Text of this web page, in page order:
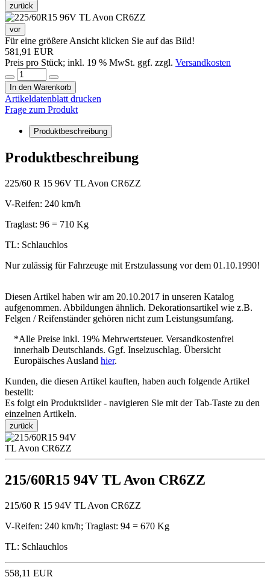
zurück
vor
Für eine größere Ansicht klicken Sie auf das Bild!
581,91 EUR
Preis pro Stück; inkl. 19 % MwSt. ggf. zzgl. Versandkosten
In den Warenkorb
Artikeldatenblatt drucken
Frage zum Produkt
Produktbeschreibung
Produktbeschreibung
225/60 R 15 96V TL Avon CR6ZZ
V-Reifen: 240 km/h
Traglast: 96 = 710 Kg
TL: Schlauchlos
Nur zulässig für Fahrzeuge mit Erstzulassung vor dem 01.10.1990!
Diesen Artikel haben wir am 20.10.2017 in unseren Katalog
aufgenommen. Abbildungen ähnlich. Dekorationsartikel wie z.B.
Felgen / Reifenständer gehören nicht zum Leistungsumfang.
*Alle Preise inkl. 19% Mehrwertsteuer. Versandkostenfrei
innerhalb Deutschlands. Ggf. Inselzuschlag. Übersicht
Europäisches Ausland hier.
Kunden, die diesen Artikel kauften, haben auch folgende Artikel
bestellt:
Es folgt ein Produktslider - navigieren Sie mit der Tab-Taste zu den
einzelnen Artikeln.
zurück
215/60R15 94V TL Avon CR6ZZ
215/60 R 15 94V TL Avon CR6ZZ
V-Reifen: 240 km/h; Traglast: 94 = 670 Kg
TL: Schlauchlos
558,11 EUR